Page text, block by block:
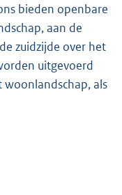
bieden openbare
aan de
zuidzijde over het
uitgevoerd
als